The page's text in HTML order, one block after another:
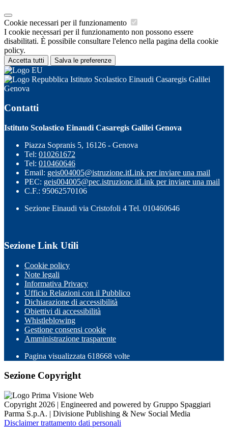
Cookie necessari per il funzionamento
I cookie necessari per il funzionamento non possono essere
disabilitati. È possibile consultare l'elenco nella pagina della cookie
policy.
Accetta tutti Salva le preferenze
Istituto Scolastico Einaudi Casaregis Galilei
Genova
Contatti
Istituto Scolastico Einaudi Casaregis Galilei Genova
Piazza Sopranis 5, 16126 - Genova
Tel: 010261672
Tel: 010460646
Email: geis004005@istruzione.itLink per inviare una mail
PEC: geis004005@pec.istruzione.itLink per inviare una mail
C.F.: 95062570106
Sezione Einaudi via Cristofoli 4 Tel. 010460646
Sezione Link Utili
Cookie policy
Note legali
Informativa Privacy
Ufficio Relazioni con il Pubblico
Dichiarazione di accessibilità
Obiettivi di accessibilità
Whistleblowing
Gestione consensi cookie
Amministrazione trasparente
Pagina visualizzata 618668 volte
Sezione Copyright
Copyright 2026 | Engineered and powered by Gruppo Spaggiari
Parma S.p.A. | Divisione Publishing & New Social Media
Disclaimer trattamento dati personali